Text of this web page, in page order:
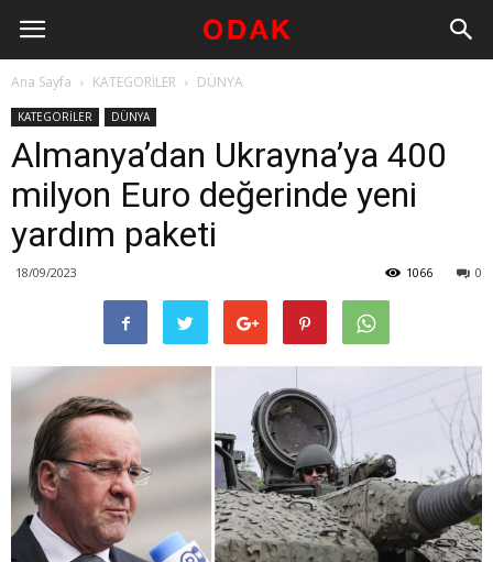
Ana Sayfa KATEGORİLER DÜNYA
KATEGORİLER DÜNYA
Almanya’dan Ukrayna’ya 400
milyon Euro değerinde yeni
yardım paketi
18/09/2023 0
1066